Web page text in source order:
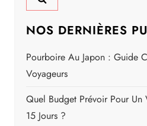
Indicatif Japon : Comment
En Toute Simplicité
Comment Obtenir La
Complet Et Étapes Détaillées
Prix Des Cigarettes Au Japon
Grandes Marques